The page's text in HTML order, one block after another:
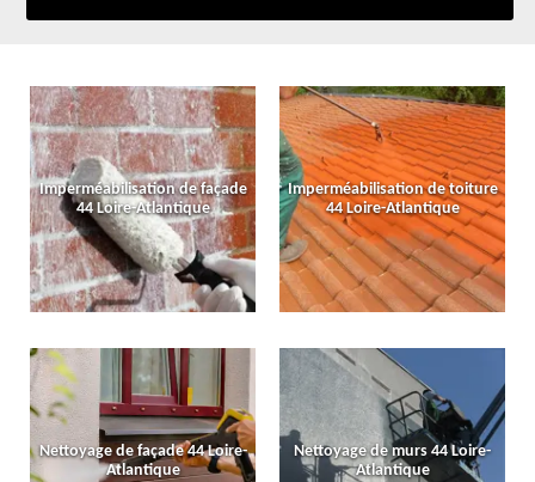
Imperméabilisation de façade
44 Loire-Atlantique
Imperméabilisation de toiture
44 Loire-Atlantique
Nettoyage de façade 44 Loire-
Atlantique
Nettoyage de murs 44 Loire-
Atlantique